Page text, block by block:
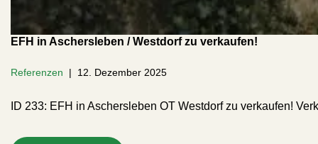
EFH in Aschersleben / Westdorf zu verkaufen!
Referenzen 12. Dezember 2025
ID 233: EFH in Aschersleben OT Westdorf zu verkaufen!